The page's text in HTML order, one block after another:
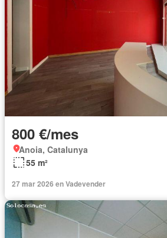
800 €/mes
Anoia, Catalunya
55 m²
27 mar 2026 en Vadevender